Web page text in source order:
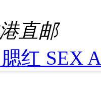
直邮
红 SEX